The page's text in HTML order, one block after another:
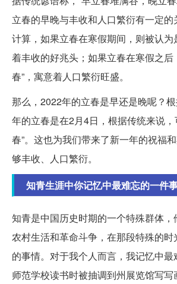
立春的早晚与丰收和人口繁衍有一定
计算，如果立春在寒假期间，则被认为
着丰收的好兆头；如果立春在寒假之后
春”，寓意着人口繁衍旺盛。
那么，2022年的立春是早还是晚呢？
年的立春是在2月4日，根据传统来说，
春”。这也为我们带来了新一年的祝福
够丰收、人口繁衍。
知青生涯中你记忆中最难忘的一件
知青是中国历史时期的一个特殊群体
农村生活和革命斗争，在那段特殊的
的事情。对于我个人而言，我记忆中
师范学校读书时被抽调到州展览馆写